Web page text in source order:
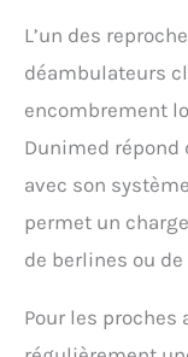
L’un des
déambulateurs
encombrement
Dunimed
avec son
permet un
de berlines ou
Pour les